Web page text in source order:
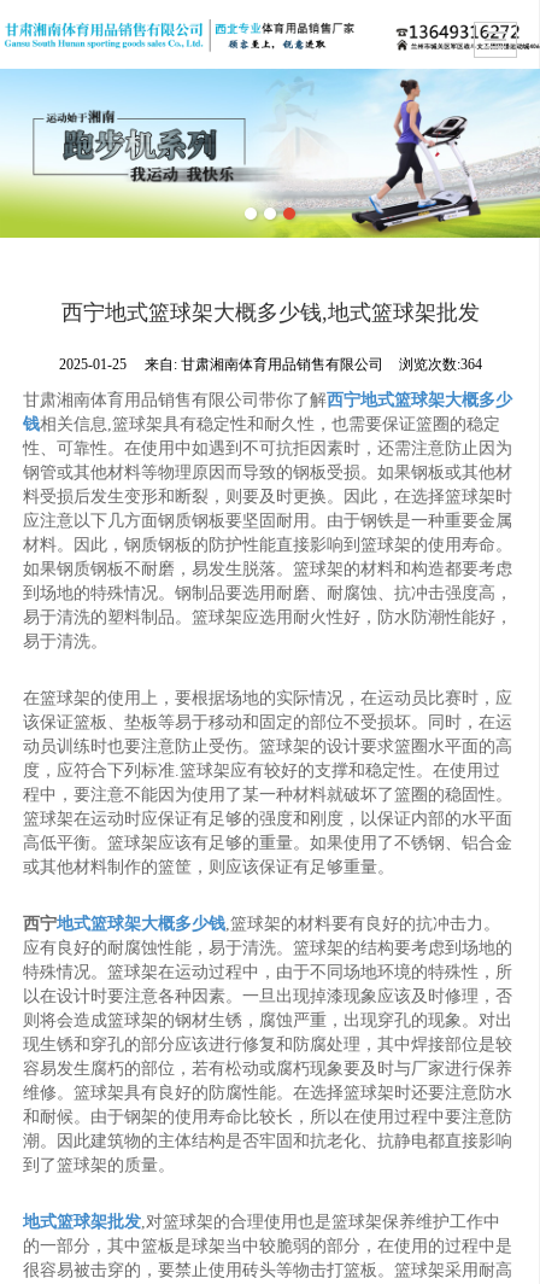
西宁地式篮球架大概多少钱,地式篮球架批发
2025-01-25 来自: 甘肃湘南体育用品销售有限公司 浏览次数:364
甘肃湘南体育用品销售有限公司带你了解西宁地式篮球架大概多少
钱相关信息,篮球架具有稳定性和耐久性，也需要保证篮圈的稳定
性、可靠性。在使用中如遇到不可抗拒因素时，还需注意防止因为
钢管或其他材料等物理原因而导致的钢板受损。如果钢板或其他材
料受损后发生变形和断裂，则要及时更换。因此，在选择篮球架时
应注意以下几方面钢质钢板要坚固耐用。由于钢铁是一种重要金属
材料。因此，钢质钢板的防护性能直接影响到篮球架的使用寿命。
如果钢质钢板不耐磨，易发生脱落。篮球架的材料和构造都要考虑
到场地的特殊情况。钢制品要选用耐磨、耐腐蚀、抗冲击强度高，
易于清洗的塑料制品。篮球架应选用耐火性好，防水防潮性能好，
易于清洗。
在篮球架的使用上，要根据场地的实际情况，在运动员比赛时，应
该保证篮板、垫板等易于移动和固定的部位不受损坏。同时，在运
动员训练时也要注意防止受伤。篮球架的设计要求篮圈水平面的高
度，应符合下列标准.篮球架应有较好的支撑和稳定性。在使用过
程中，要注意不能因为使用了某一种材料就破坏了篮圈的稳固性。
篮球架在运动时应保证有足够的强度和刚度，以保证内部的水平面
高低平衡。篮球架应该有足够的重量。如果使用了不锈钢、铝合金
或其他材料制作的篮筐，则应该保证有足够重量。
西宁地式篮球架大概多少钱,篮球架的材料要有良好的抗冲击力。
应有良好的耐腐蚀性能，易于清洗。篮球架的结构要考虑到场地的
特殊情况。篮球架在运动过程中，由于不同场地环境的特殊性，所
以在设计时要注意各种因素。一旦出现掉漆现象应该及时修理，否
则将会造成篮球架的钢材生锈，腐蚀严重，出现穿孔的现象。对出
现生锈和穿孔的部分应该进行修复和防腐处理，其中焊接部位是较
容易发生腐朽的部位，若有松动或腐朽现象要及时与厂家进行保养
维修。篮球架具有良好的防腐性能。在选择篮球架时还要注意防水
和耐候。由于钢架的使用寿命比较长，所以在使用过程中要注意防
潮。因此建筑物的主体结构是否牢固和抗老化、抗静电都直接影响
到了篮球架的质量。
地式篮球架批发,对篮球架的合理使用也是篮球架保养维护工作中
的一部分，其中篮板是球架当中较脆弱的部分，在使用的过程中是
很容易被击穿的，要禁止使用砖头等物击打篮板。篮球架采用耐高